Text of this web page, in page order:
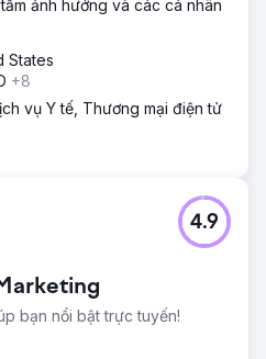
ảnh hưởng và các cá nhân
States
+8
vụ Y tế, Thương mại điện tử
bạn nổi bật trực tuyến!
4.9